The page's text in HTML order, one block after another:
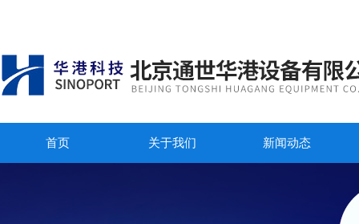
首页 关于我们 新闻动态